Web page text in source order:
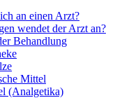
an einen Arzt?
wendet der Arzt an?
Behandlung
Mittel
(Analgetika)